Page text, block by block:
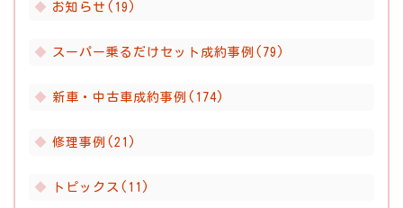
お知らせ(19)
スーパー乗るだけセット成約事例(79)
新車・中古車成約事例(174)
修理事例(21)
トピックス(11)